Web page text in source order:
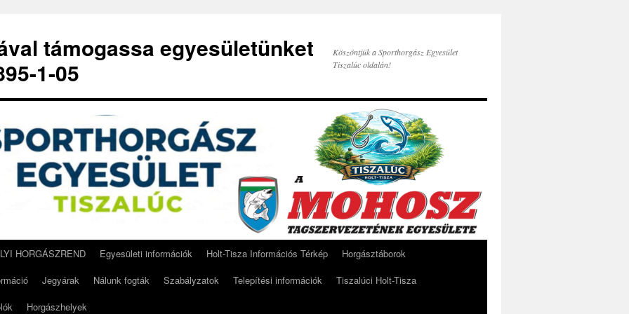
támogassa egyesületünket
1-05
Köszöntjük a Sporthorgász Egyesület
Tiszalúc oldalán!
HORGÁSZREND Egyesületi információk Holt-Tisza Információs Térkép
Horgásztáborok
Jegyárak Nálunk fogták Szabályzatok Telepítési információk
Tiszalúci Holt-Tisza
Horgászhelyek